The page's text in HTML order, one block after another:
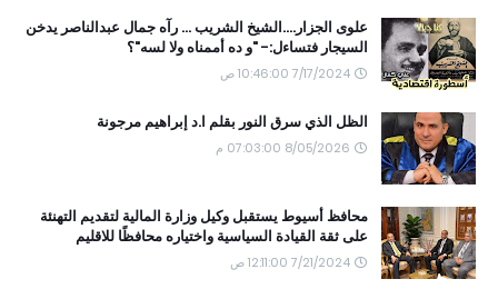
علوى الجزار....الشيخ الشريب ... رآه جمال عبدالناصر يدخن
السيجار فتساءل:- "و ده أممناه ولا لسه"؟
7/17/2024 10:46:00 ص
الظل الذي سرق النور بقلم ا.د إبراهيم مرجونة
8/05/2026 07:03:00 م
محافظ أسيوط يستقبل وكيل وزارة المالية لتقديم التهنئة
على ثقة القيادة السياسية واختياره محافظًا للاقليم
7/21/2024 12:11:00 ص